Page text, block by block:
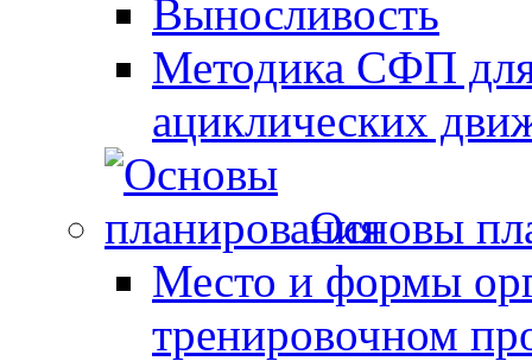
Выносливость
Методика СФП для
ациклических
Основы
Место и формы
тренировочном